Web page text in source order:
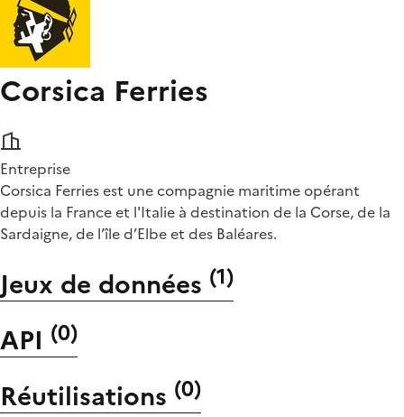
Corsica Ferries
Entreprise
Corsica Ferries est une compagnie maritime opérant
depuis la France et l'Italie à destination de la Corse, de la
Sardaigne, de l’île d’Elbe et des Baléares.
Jeux de données (1)
API (0)
Réutilisations (0)